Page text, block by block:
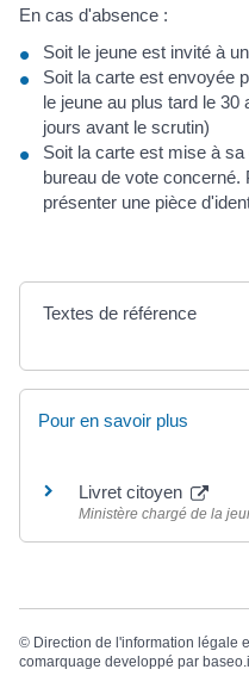
En cas d'absence :
Soit le jeune est invité à
Soit la carte est envoyée
le jeune au plus tard le
jours avant le scrutin)
Soit la carte est mise à
bureau de vote concerné.
présenter une pièce
Textes de référence
Pour en savoir plus
Livret citoyen
Ministère chargé de la
© Direction de l'information légale
comarquage developpé par